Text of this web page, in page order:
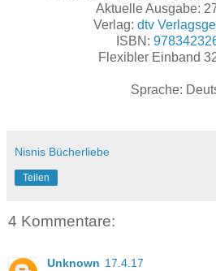
Aktuelle Ausgabe:
Verlag: dtv
ISBN:
Flexibler Einband
Sprache:
Nisnis Bücherliebe
Teilen
4 Kommentare:
Unknown 17.4.17